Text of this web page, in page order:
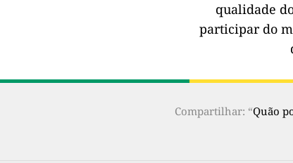
qualidade
participar do
Compartilhar: “Quão